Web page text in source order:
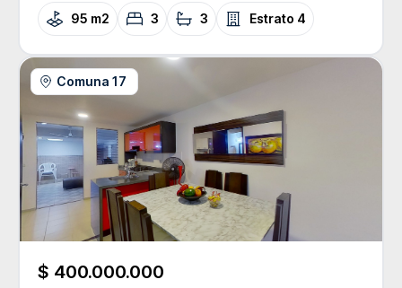
95 m2 3 3 Estrato 4
Comuna 17
$ 400.000.000